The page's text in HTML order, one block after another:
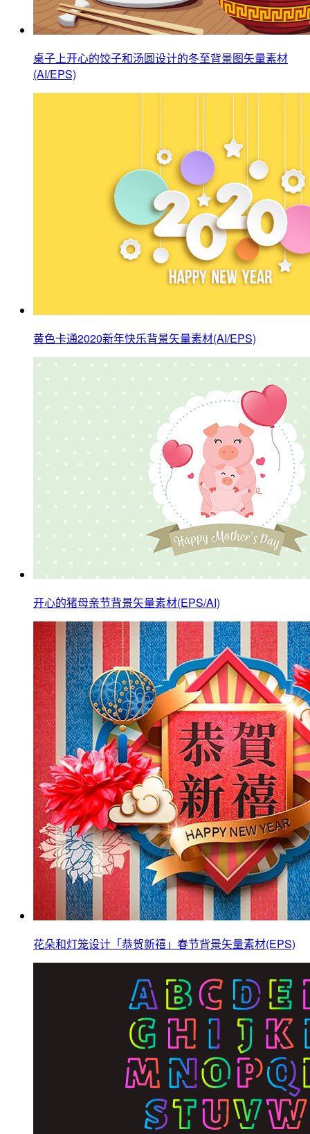
桌子上开心的饺子和汤圆设计的冬至背景图矢量素材
(AI/EPS)
黄色卡通2020新年快乐背景矢量素材(AI/EPS)
开心的猪母亲节背景矢量素材(EPS/AI)
花朵和灯笼设计「恭贺新禧」春节背景矢量素材(EPS)